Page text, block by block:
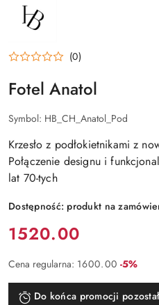
PRODUCENTA:
HAPPY
BAROK
(0)
Fotel Anatol
Symbol: HB_CH_Anatol_Pod
Krzesło z podłokietnikami z
Połączenie designu i
lat 70-tych
Dostępność: produkt na
Cena:
1520.00
Cena regularna: 1600.00 Rabat:
-5%
Do końca promocji